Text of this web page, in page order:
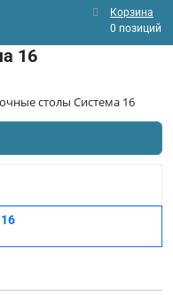
Корзина
0 позиций
16
столы Система 16